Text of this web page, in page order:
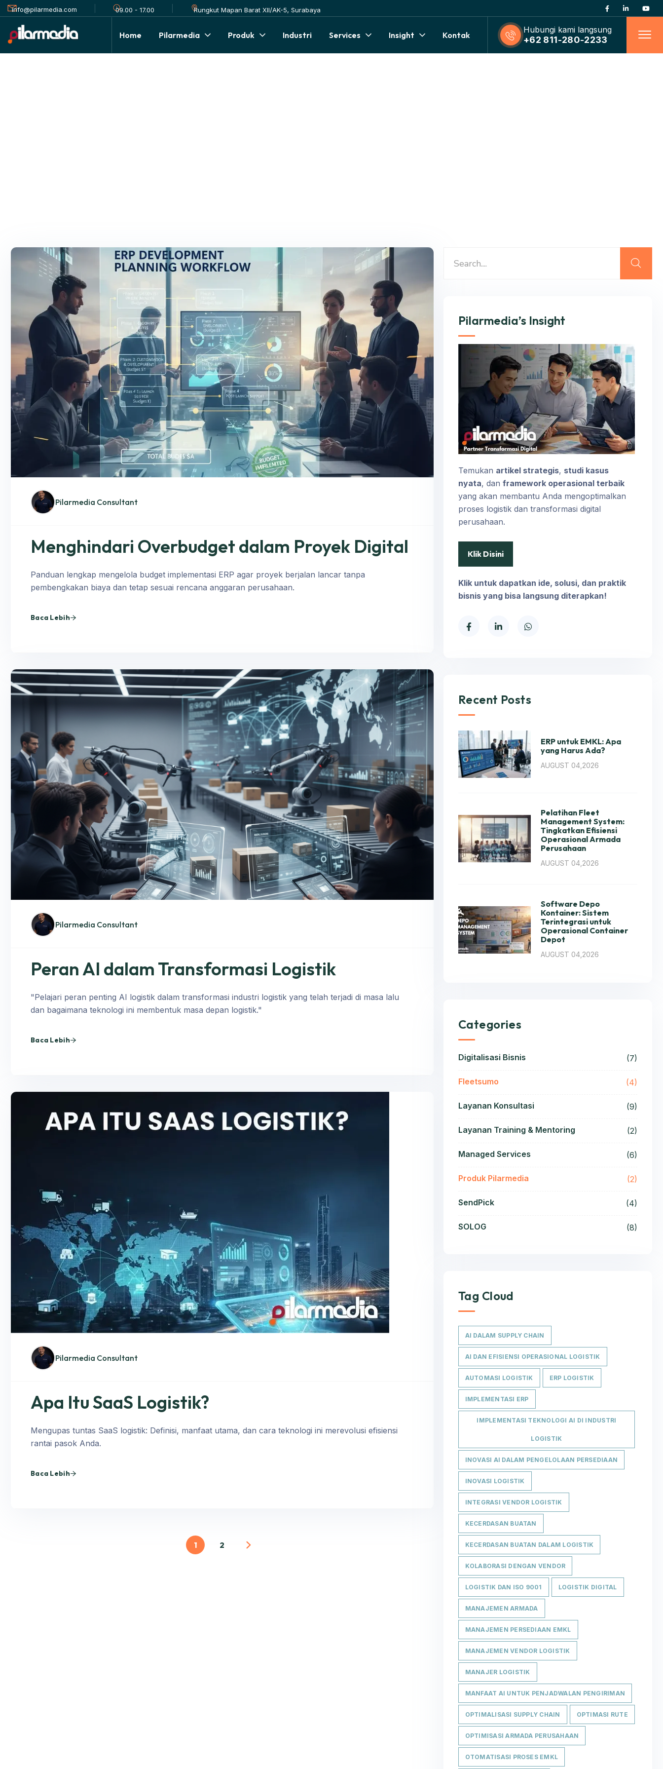
info@pilarmedia.com 09.00 - 17.00 Rungkut Mapan Barat XII/AK-5, Surabaya
Home Pilarmedia Produk Industri Services Insight Kontak
Hubungi kami langsung
+62 811-280-2233
Pilarmedia Consultant
Menghindari Overbudget dalam Proyek Digital
Panduan lengkap mengelola budget implementasi ERP agar proyek berjalan lancar tanpa
pembengkakan biaya dan tetap sesuai rencana anggaran perusahaan.
Baca Lebih
Pilarmedia Consultant
Peran AI dalam Transformasi Logistik
"Pelajari peran penting AI logistik dalam transformasi industri logistik yang telah terjadi di masa lalu
dan bagaimana teknologi ini membentuk masa depan logistik."
Baca Lebih
Pilarmedia Consultant
Apa Itu SaaS Logistik?
Mengupas tuntas SaaS logistik: Definisi, manfaat utama, dan cara teknologi ini merevolusi efisiensi
rantai pasok Anda.
Baca Lebih
1 2
Pilarmedia’s Insight
Temukan artikel strategis, studi kasus
nyata, dan framework operasional terbaik
yang akan membantu Anda mengoptimalkan
proses logistik dan transformasi digital
perusahaan.
Klik Disini
Klik untuk dapatkan ide, solusi, dan praktik
bisnis yang bisa langsung diterapkan!
Recent Posts
ERP untuk EMKL: Apa
yang Harus Ada?
AUGUST 04,2026
Pelatihan Fleet
Management System:
Tingkatkan Efisiensi
Operasional Armada
Perusahaan
AUGUST 04,2026
Software Depo
Kontainer: Sistem
Terintegrasi untuk
Operasional Container
Depot
AUGUST 04,2026
Categories
Digitalisasi Bisnis (7)
Fleetsumo (4)
Layanan Konsultasi (9)
Layanan Training & Mentoring (2)
Managed Services (6)
Produk Pilarmedia (2)
SendPick (4)
SOLOG (8)
Tag Cloud
AI DALAM SUPPLY CHAIN
AI DAN EFISIENSI OPERASIONAL LOGISTIK
AUTOMASI LOGISTIK ERP LOGISTIK
IMPLEMENTASI ERP
IMPLEMENTASI TEKNOLOGI AI DI INDUSTRI
LOGISTIK
INOVASI AI DALAM PENGELOLAAN PERSEDIAAN
INOVASI LOGISTIK
INTEGRASI VENDOR LOGISTIK
KECERDASAN BUATAN
KECERDASAN BUATAN DALAM LOGISTIK
KOLABORASI DENGAN VENDOR
LOGISTIK DAN ISO 9001 LOGISTIK DIGITAL
MANAJEMEN ARMADA
MANAJEMEN PERSEDIAAN EMKL
MANAJEMEN VENDOR LOGISTIK
MANAJER LOGISTIK
MANFAAT AI UNTUK PENJADWALAN PENGIRIMAN
OPTIMALISASI SUPPLY CHAIN OPTIMASI RUTE
OPTIMISASI ARMADA PERUSAHAAN
OTOMATISASI PROSES EMKL